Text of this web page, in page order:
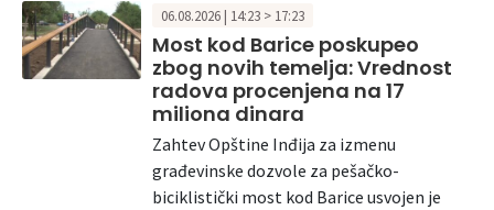
06.08.2026 | 14:23 > 17:23
Most kod Barice poskupeo
zbog novih temelja: Vrednost
radova procenjena na 17
miliona dinara
Zahtev Opštine Inđija za izmenu
građevinske dozvole za pešačko-
biciklistički most kod Barice usvojen je